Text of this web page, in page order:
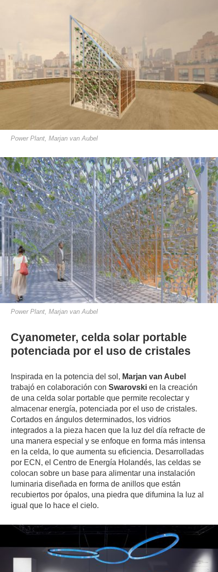
Power Plant, Marjan van Aubel
Power Plant, Marjan van Aubel
Cyanometer, celda solar portable
potenciada por el uso de cristales
Inspirada en la potencia del sol, Marjan van Aubel
trabajó en colaboración conSwarovski en la creación
de una celda solar portable que permite recolectar y
almacenar energía, potenciada por el uso de cristales.
Cortados en ángulos determinados, los vidrios
integrados a la pieza hacen que la luz del día refracte de
una manera especial y se enfoque en forma más intensa
en la celda, lo que aumenta su eficiencia. Desarrolladas
por ECN, el Centro de Energía Holandés, las celdas se
colocan sobre un base para alimentar una instalación
luminaria diseñada en forma de anillos que están
recubiertos por ópalos, una piedra que difumina la luz al
igual que lo hace el cielo.